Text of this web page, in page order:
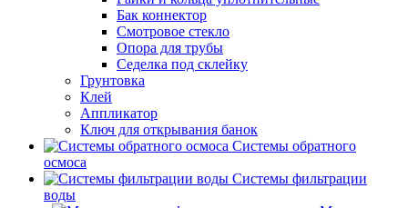
Бак коннектор
Смотровое стекло
Опора для трубы
Седелка под склейку
Грунтовка
Клей
Аппликатор
Ключ для открывания банок
Системы обратного
осмоса
Системы фильтрации
воды